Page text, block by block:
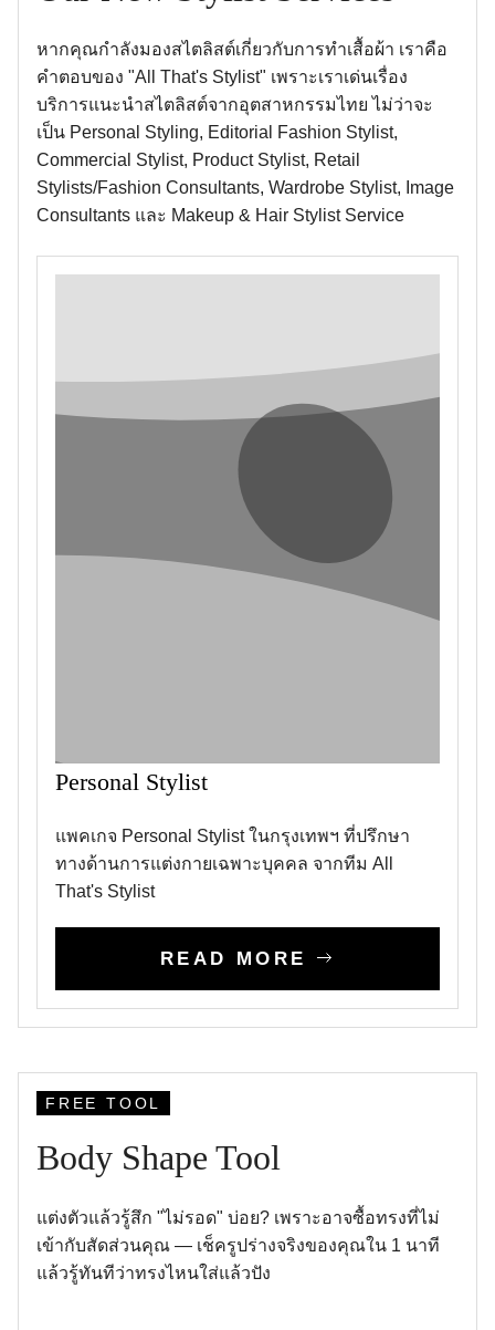
หากคุณกำลังมองสไตลิสต์เกี่ยวกับการทำเสื้อผ้า เราคือ
คำตอบของ "All That's Stylist" เพราะเราเด่นเรื่อง
บริการแนะนำสไตลิสต์จากอุตสาหกรรมไทย ไม่ว่าจะ
เป็น Personal Styling, Editorial Fashion Stylist,
Commercial Stylist, Product Stylist, Retail
Stylists/Fashion Consultants, Wardrobe Stylist, Image
Consultants และ Makeup & Hair Stylist Service
Personal Stylist
แพคเกจ Personal Stylist ในกรุงเทพฯ ที่ปรึกษา
ทางด้านการแต่งกายเฉพาะบุคคล จากทีม All
That's Stylist
READ MORE
FREE TOOL
Body Shape Tool
แต่งตัวแล้วรู้สึก "ไม่รอด" บ่อย? เพราะอาจซื้อทรงที่ไม่
เข้ากับสัดส่วนคุณ — เช็ครูปร่างจริงของคุณใน 1 นาที
แล้วรู้ทันทีว่าทรงไหนใส่แล้วปัง